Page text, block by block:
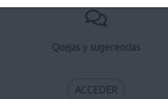
Quejas y sugerencias
ACCEDER